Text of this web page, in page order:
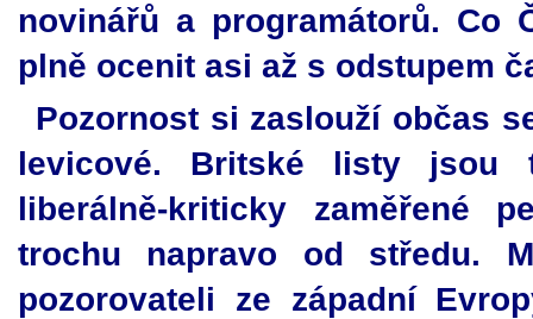
novinářů a programátorů. Co
plně ocenit asi až s odstupem
Pozornost si zaslouží občas
levicové. Britské listy jsou
liberálně-kriticky zaměřené
trochu napravo od středu.
pozorovateli ze západní